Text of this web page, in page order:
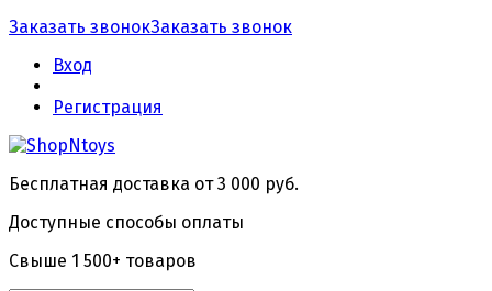
Заказать звонокЗаказать звонок
Вход
Регистрация
Бесплатная доставка от 3 000 руб.
Доступные способы оплаты
Свыше 1 500+ товаров